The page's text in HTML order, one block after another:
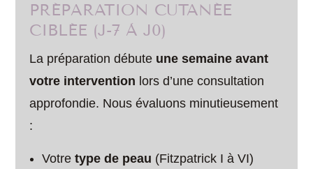
PRÉPARATION CUTANÉE
CIBLÉE (J-7 À J0)
La préparation débute une semaine avant
votre intervention lors d’une consultation
approfondie. Nous évaluons minutieusement
:
Votretype de peau (Fitzpatrick I à VI)